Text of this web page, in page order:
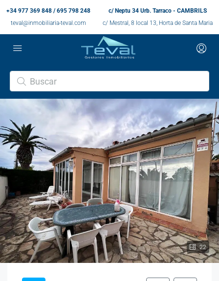
+34 977 369 848 / 695 798 248
teval@inmobiliaria-teval.com
c/ Neptu 34 Urb. Tarraco - CAMBRILS
c/ Mestral, 8 local 13, Horta de Santa Maria
22